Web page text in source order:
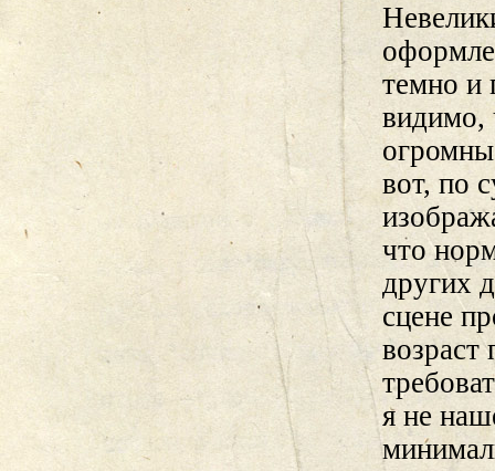
темно и
видимо,
вот, по
что
других
сцене
возраст
я не